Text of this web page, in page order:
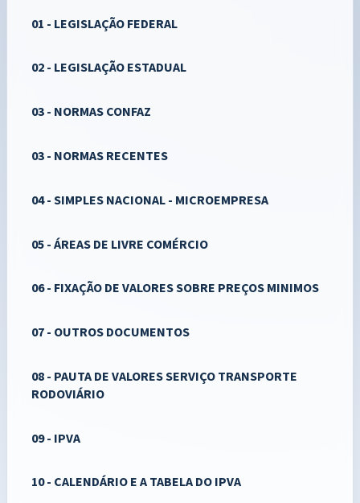
01 - LEGISLAÇÃO FEDERAL
02 - LEGISLAÇÃO ESTADUAL
03 - NORMAS CONFAZ
03 - NORMAS RECENTES
04 - SIMPLES NACIONAL - MICROEMPRESA
05 - ÁREAS DE LIVRE COMÉRCIO
06 - FIXAÇÃO DE VALORES SOBRE PREÇOS MINIMOS
07 - OUTROS DOCUMENTOS
08 - PAUTA DE VALORES SERVIÇO TRANSPORTE
RODOVIÁRIO
09 - IPVA
10 - CALENDÁRIO E A TABELA DO IPVA